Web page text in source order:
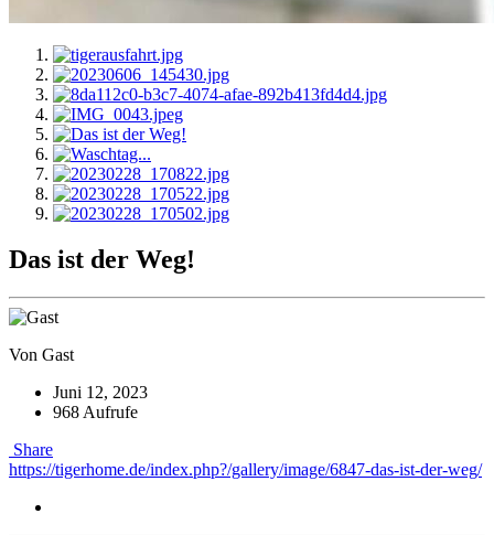
Das ist der Weg!
Von Gast
Juni 12, 2023
968 Aufrufe
Share
https://tigerhome.de/index.php?/gallery/image/6847-das-ist-der-weg/